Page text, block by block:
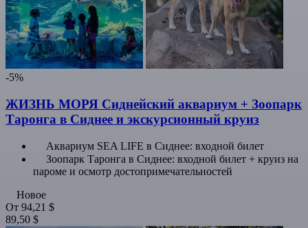
-5%
ЖИЗНЬ МОРЯ Сиднейский аквариум + Зоопарк
Таронга в Сиднее и экскурсионный круиз
Аквариум SEA LIFE в Сиднее: входной билет
Зоопарк Таронга в Сиднее: входной билет + круиз на
пароме и осмотр достопримечательностей
Новое
От 94,21 $
89,50 $